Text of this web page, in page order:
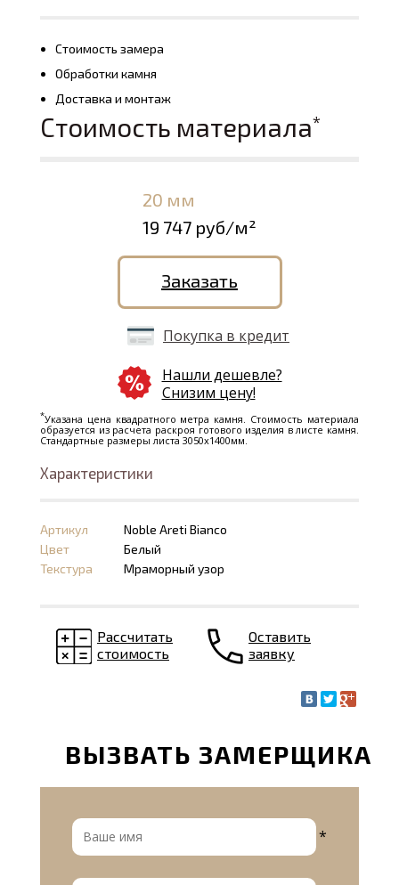
Стоимость замера
Обработки камня
Доставка и монтаж
Стоимость материала*
20 мм
19 747 руб/м²
Заказать
Покупка в кредит
Нашли дешевле?
Снизим цену!
*Указана цена квадратного метра камня. Стоимость материала
образуется из расчета раскроя готового изделия в листе камня.
Стандартные размеры листа 3050х1400мм.
Характеристики
Артикул
Noble Areti Bianco
Цвет
Белый
Текстура
Мраморный узор
Рассчитать
стоимость
Оставить
заявку
ВЫЗВАТЬ ЗАМЕРЩИКА
*